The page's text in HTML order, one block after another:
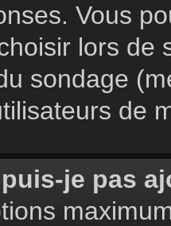
Vous
lors de
sondage
de
je pas